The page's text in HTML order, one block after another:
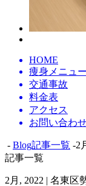
HOME
痩身メニュー
交通事故
料金表
アクセス
お問い合わ
- Blog記事一覧 -2
記事一覧
2月, 2022 | 名東